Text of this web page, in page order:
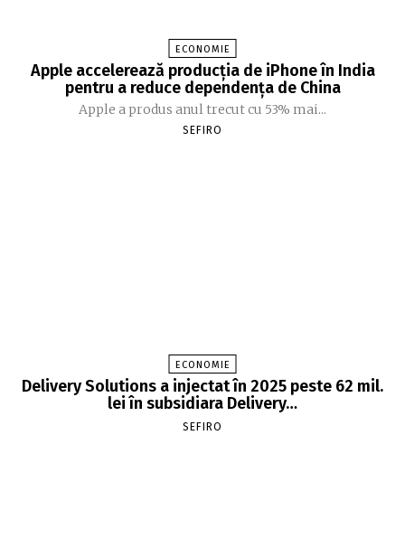
ECONOMIE
Apple accelerează producția de iPhone în India
pentru a reduce dependența de China
Apple a produs anul trecut cu 53% mai...
SEFIRO
ECONOMIE
Delivery Solutions a injectat în 2025 peste 62 mil.
lei în subsidiara Delivery…
SEFIRO